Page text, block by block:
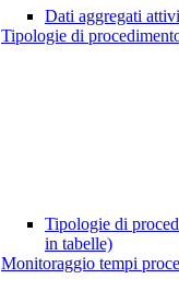
Dati aggregati
Tipologie di
Tipologie di
in tabelle)
Monitoraggio tempi